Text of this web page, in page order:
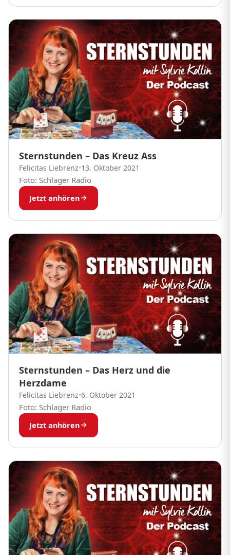
Sternstunden – Das Kreuz Ass
Felicitas Liebrenz•13. Oktober 2021
Foto: Schlager Radio
Jetzt anhören
Sternstunden – Das Herz und die
Herzdame
Felicitas Liebrenz•6. Oktober 2021
Foto: Schlager Radio
Jetzt anhören